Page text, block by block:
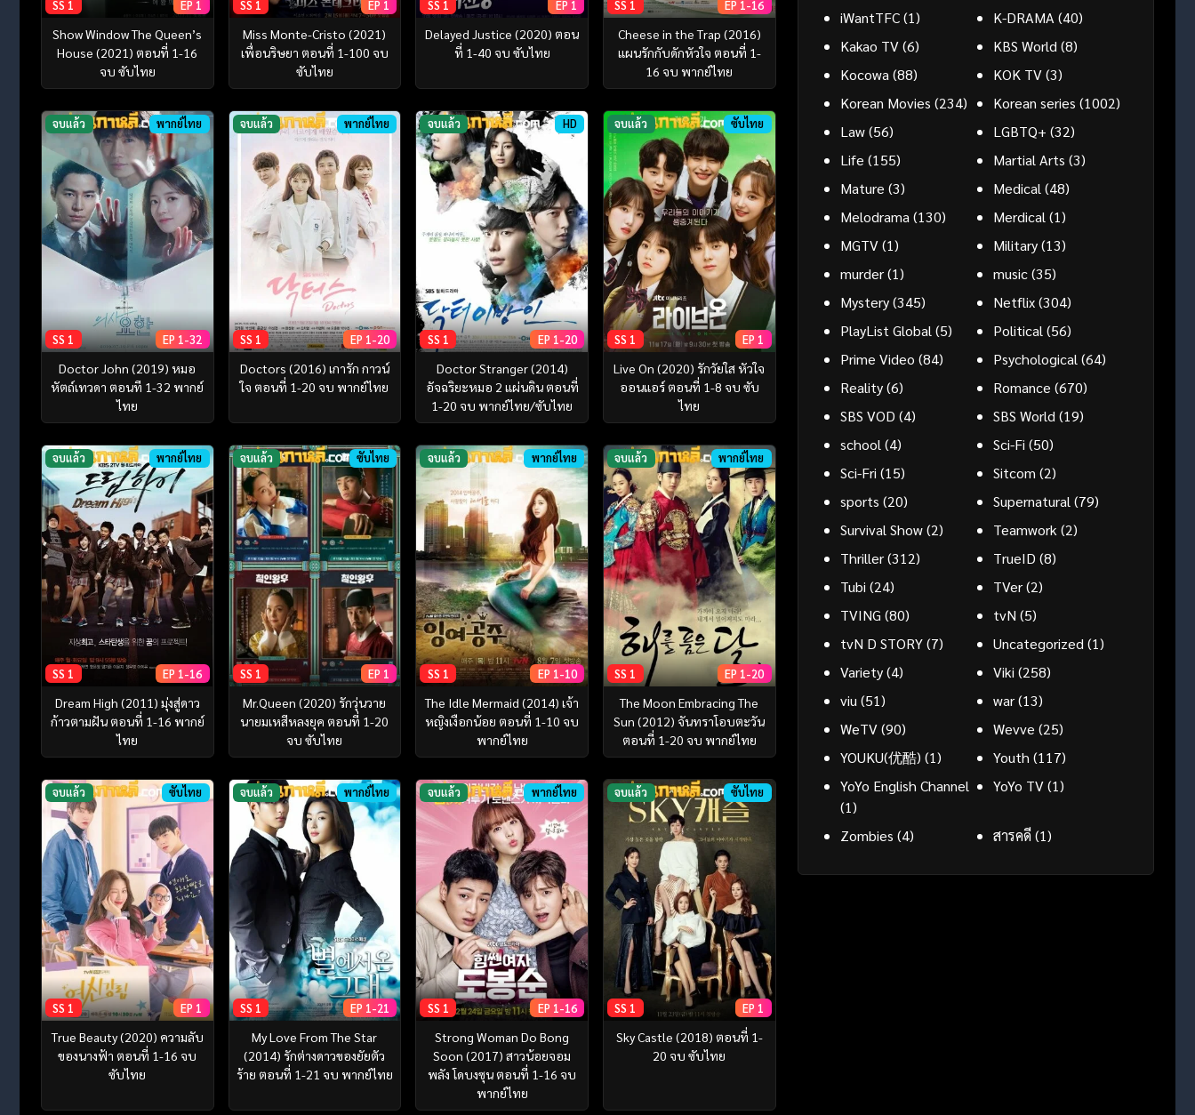
SS 1 EP 1
Show Window The Queen’s
House (2021) ตอนที่ 1-16
จบ ซับไทย
SS 1 EP 1
Miss Monte-Cristo (2021)
เพื่อนริษยา ตอนที่ 1-100 จบ
ซับไทย
SS 1 EP 1
Delayed Justice (2020) ตอน
ที่ 1-40 จบ ซับไทย
SS 1 EP 1-16
Cheese in the Trap (2016)
แผนรักกับดักหัวใจ ตอนที่ 1-
16 จบ พากย์ไทย
จบแล้ว พากย์ไทย
SS 1 EP 1-32
Doctor John (2019) หมอ
หัตถ์เทวดา ตอนที 1-32 พากย์
ไทย
จบแล้ว พากย์ไทย
SS 1 EP 1-20
Doctors (2016) เการัก กาวน์
ใจ ตอนที่ 1-20 จบ พากย์ไทย
จบแล้ว HD
SS 1 EP 1-20
Doctor Stranger (2014)
อัจฉริยะหมอ 2 แผ่นดิน ตอนที่
1-20 จบ พากย์ไทย/ซับไทย
จบแล้ว ซับไทย
SS 1 EP 1
Live On (2020) รักวัยใส หัวใจ
ออนแอร์ ตอนที่ 1-8 จบ ซับ
ไทย
จบแล้ว พากย์ไทย
SS 1 EP 1-16
Dream High (2011) มุ่งสู่ดาว
ก้าวตามฝัน ตอนที่ 1-16 พากย์
ไทย
จบแล้ว ซับไทย
SS 1 EP 1
Mr.Queen (2020) รักวุ่นวาย
นายมเหสีหลงยุค ตอนที่ 1-20
จบ ซับไทย
จบแล้ว พากย์ไทย
SS 1 EP 1-10
The Idle Mermaid (2014) เจ้า
หญิงเงือกน้อย ตอนที่ 1-10 จบ
พากย์ไทย
จบแล้ว พากย์ไทย
SS 1 EP 1-20
The Moon Embracing The
Sun (2012) จันทราโอบตะวัน
ตอนที่ 1-20 จบ พากย์ไทย
จบแล้ว ซับไทย
SS 1 EP 1
True Beauty (2020) ความลับ
ของนางฟ้า ตอนที่ 1-16 จบ
ซับไทย
จบแล้ว พากย์ไทย
SS 1 EP 1-21
My Love From The Star
(2014) รักต่างดาวของยัยตัว
ร้าย ตอนที่ 1-21 จบ พากย์ไทย
จบแล้ว พากย์ไทย
SS 1 EP 1-16
Strong Woman Do Bong
Soon (2017) สาวน้อยจอม
พลัง โดบงซุน ตอนที่ 1-16 จบ
พากย์ไทย
จบแล้ว ซับไทย
SS 1 EP 1
Sky Castle (2018) ตอนที่ 1-
20 จบ ซับไทย
iWantTFC(1) K-DRAMA(40)
Kakao TV(6) KBS World(8)
Kocowa(88) KOK TV(3)
Korean Movies (234) Korean series (1002)
Law(56) LGBTQ+ (32)
Life (155) Martial Arts (3)
Mature (3) Medical(48)
Melodrama(130) Merdical(1)
MGTV(1) Military(13)
murder(1) music(35)
Mystery(345) Netflix(304)
PlayList Global(5) Political(56)
Prime Video (84) Psychological(64)
Reality(6) Romance (670)
SBS VOD (4) SBS World(19)
school(4) Sci-Fi (50)
Sci-Fri (15) Sitcom (2)
sports (20) Supernatural(79)
Survival Show(2) Teamwork(2)
Thriller(312) TrueID (8)
Tubi (24) TVer(2)
TVING (80) tvN (5)
tvN D STORY(7) Uncategorized(1)
Variety(4) Viki (258)
viu(51) war(13)
WeTV(90) Wevve (25)
YOUKU(优酷) (1) Youth (117)
YoYo English Channel
(1)
YoYo TV(1)
Zombies (4) สารคดี(1)